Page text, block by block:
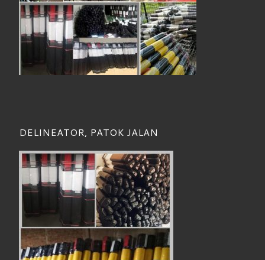
DELINEATOR, PATOK JALAN